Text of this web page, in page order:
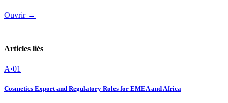
Ouvrir →
Articles liés
A·01
Cosmetics Export and Regulatory Roles for EMEA and Africa